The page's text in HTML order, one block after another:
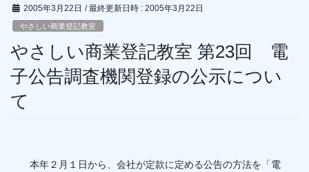
2005年3月22日 / 最終更新日時 : 2005年3月22日
やさしい商業登記教室
やさしい商業登記教室 第23回 電
子公告調査機関登録の公示につい
て
本年２月１日から、会社が定款に定める公告の方法を「電